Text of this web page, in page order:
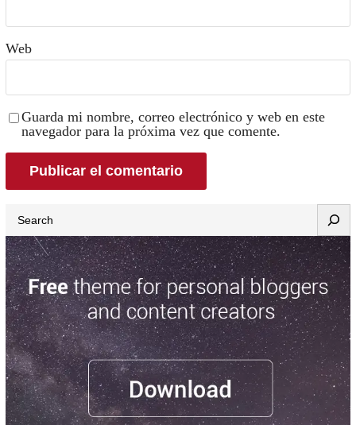
Web
Guarda mi nombre, correo electrónico y web en este
navegador para la próxima vez que comente.